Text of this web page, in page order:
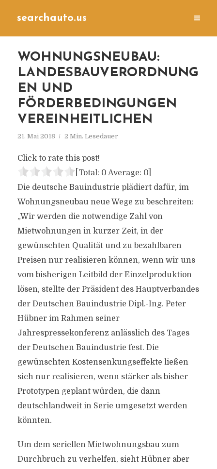
searchauto.us
WOHNUNGSNEUBAU:
LANDESBAUVERORDNUNG
EN UND
FÖRDERBEDINGUNGEN
VEREINHEITLICHEN
21. Mai 2018 2 Min. Lesedauer
Click to rate this post!
[Total: 0 Average: 0]
Die deutsche Bauindustrie plädiert dafür, im
Wohnungsneubau neue Wege zu beschreiten:
„Wir werden die notwendige Zahl von
Mietwohnungen in kurzer Zeit, in der
gewünschten Qualität und zu bezahlbaren
Preisen nur realisieren können, wenn wir uns
vom bisherigen Leitbild der Einzelproduktion
lösen, stellte der Präsident des Hauptverbandes
der Deutschen Bauindustrie Dipl.-Ing. Peter
Hübner im Rahmen seiner
Jahrespressekonferenz anlässlich des Tages
der Deutschen Bauindustrie fest. Die
gewünschten Kostensenkungseffekte ließen
sich nur realisieren, wenn stärker als bisher
Prototypen geplant würden, die dann
deutschlandweit in Serie umgesetzt werden
könnten.
Um dem seriellen Mietwohnungsbau zum
Durchbruch zu verhelfen, sieht Hübner aber